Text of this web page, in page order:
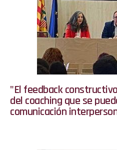
"El feedback
del coaching que se
comunicación